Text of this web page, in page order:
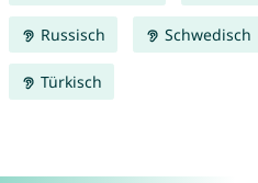
Russisch Schwedisch
Türkisch